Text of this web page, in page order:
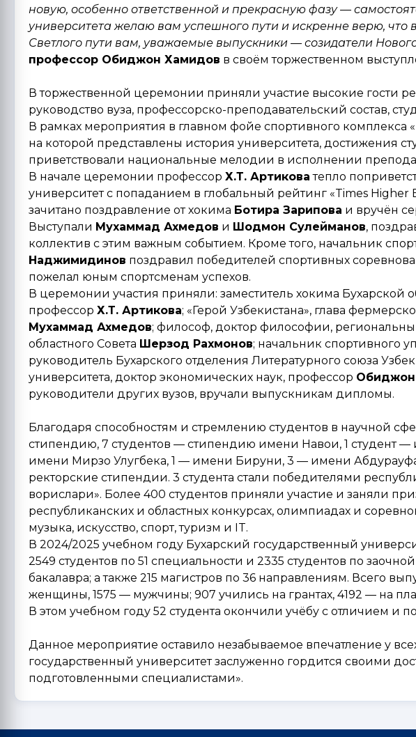
новую, особенно ответственной и прекрасную фазу —
университета желаю вам успешного пути и искренне верю,
Светлого пути вам, уважаемые выпускники — созидатели
профессор Обиджон Хамидов в своём торжественном
В торжественной церемонии приняли участие высокие гости
руководство вуза, профессорско-преподавательский состав,
В рамках мероприятия в главном фойе спортивного комплекса
на которой представлены история университета, достижения
приветствовали национальные мелодии в исполнении
В начале церемонии профессор Х.Т. Артикова тепло
университет с попаданием в глобальный рейтинг «Times
зачитано поздравление от хокима Ботира Зарипова и вручён
Выступали Мухаммад Ахмедов и Шодмон Сулейманов,
коллектив с этим важным событием. Кроме того, начальник
Наджимидинов поздравил победителей спортивных
пожелал юным спортсменам успехов.
В церемонии участия приняли: заместитель хокима Бухарской
профессор Х.Т. Артикова; «Герой Узбекистана», глава
Мухаммад Ахмедов; философ, доктор философии,
областного Совета Шерзод Рахмонов; начальник спортивного
руководитель Бухарского отделения Литературного союза
университета, доктор экономических наук, профессор Обиджон
руководители других вузов, вручали выпускникам дипломы.
Благодаря способностям и стремлению студентов в научной
стипендию, 7 студентов — стипендию имени Навои, 1 студент
имени Мирзо Улугбека, 1 — имени Бируни, 3 — имени Абдурауфа
ректорские стипендии. 3 студента стали победителями
ворислари». Более 400 студентов приняли участие и заняли
республиканских и областных конкурсах, олимпиадах и
музыка, искусство, спорт, туризм и IT.
В 2024/2025 учебном году Бухарский государственный
2549 студентов по 51 специальности и 2335 студентов по
бакалавра; а также 215 магистров по 36 направлениям. Всего
женщины, 1575 — мужчины; 907 учились на грантах, 4192 — на
В этом учебном году 52 студента окончили учёбу с отличием
Данное мероприятие оставило незабываемое впечатление у
государственный университет заслуженно гордится своими
подготовленными специалистами».